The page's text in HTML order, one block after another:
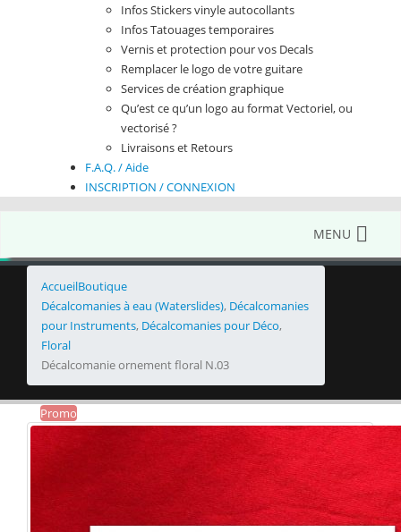
Infos Stickers vinyle autocollants
Infos Tatouages temporaires
Vernis et protection pour vos Decals
Remplacer le logo de votre guitare
Services de création graphique
Qu’est ce qu’un logo au format Vectoriel, ou
vectorisé ?
Livraisons et Retours
F.A.Q. / Aide
INSCRIPTION / CONNEXION
MENU
AccueilBoutique
Décalcomanies à eau (Waterslides), Décalcomanies
pour Instruments, Décalcomanies pour Déco,
Floral
Décalcomanie ornement floral N.03
Promo